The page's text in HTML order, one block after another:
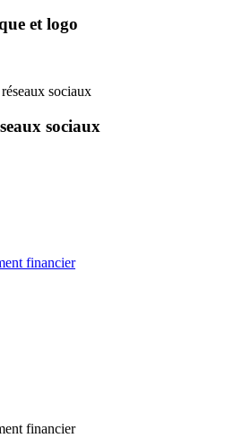
et logo
sociaux
sociaux
financier
financier